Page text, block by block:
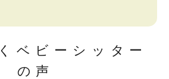
ベビーシッター
の声